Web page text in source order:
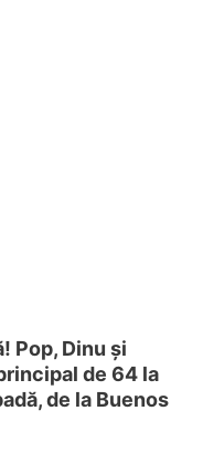
Pop, Dinu și
de 64 la
de la Buenos